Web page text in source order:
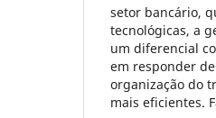
setor bancário,
tecnológicas, a
um diferencial
em responder
organização do
mais eficientes.